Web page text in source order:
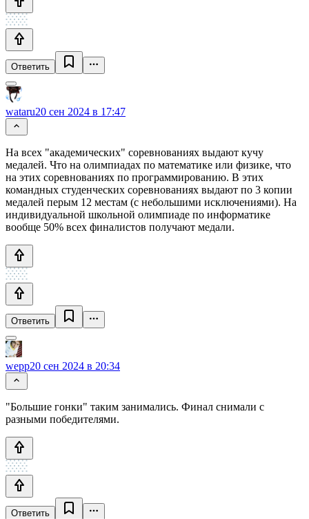
Ответить
wataru20 сен 2024 в 17:47
На всех "академических" соревнованиях выдают кучу
медалей. Что на олимпиадах по математике или физике, что
на этих соревнованиях по программированию. В этих
командных студенческих соревнованиях выдают по 3 копии
медалей перым 12 местам (с небольшими исключениями). На
индивидуальной школьной олимпиаде по информатике
вообще 50% всех финалистов получают медали.
Ответить
wepp20 сен 2024 в 20:34
"Большие гонки" таким занимались. Финал снимали с
разными победителями.
Ответить